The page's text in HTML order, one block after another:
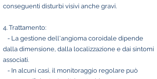
conseguenti disturbi visivi anche gravi.
4. Trattamento:
- La gestione dell'angioma coroidale dipende
dalla dimensione, dalla localizzazione e dai sintomi
associati.
- In alcuni casi, il monitoraggio regolare può